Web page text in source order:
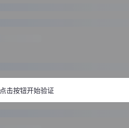
点击按钮开始验证